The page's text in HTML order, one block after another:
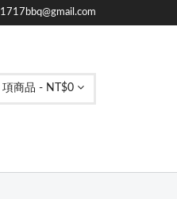
1717bbq@gmail.com
項商品 - NT$0